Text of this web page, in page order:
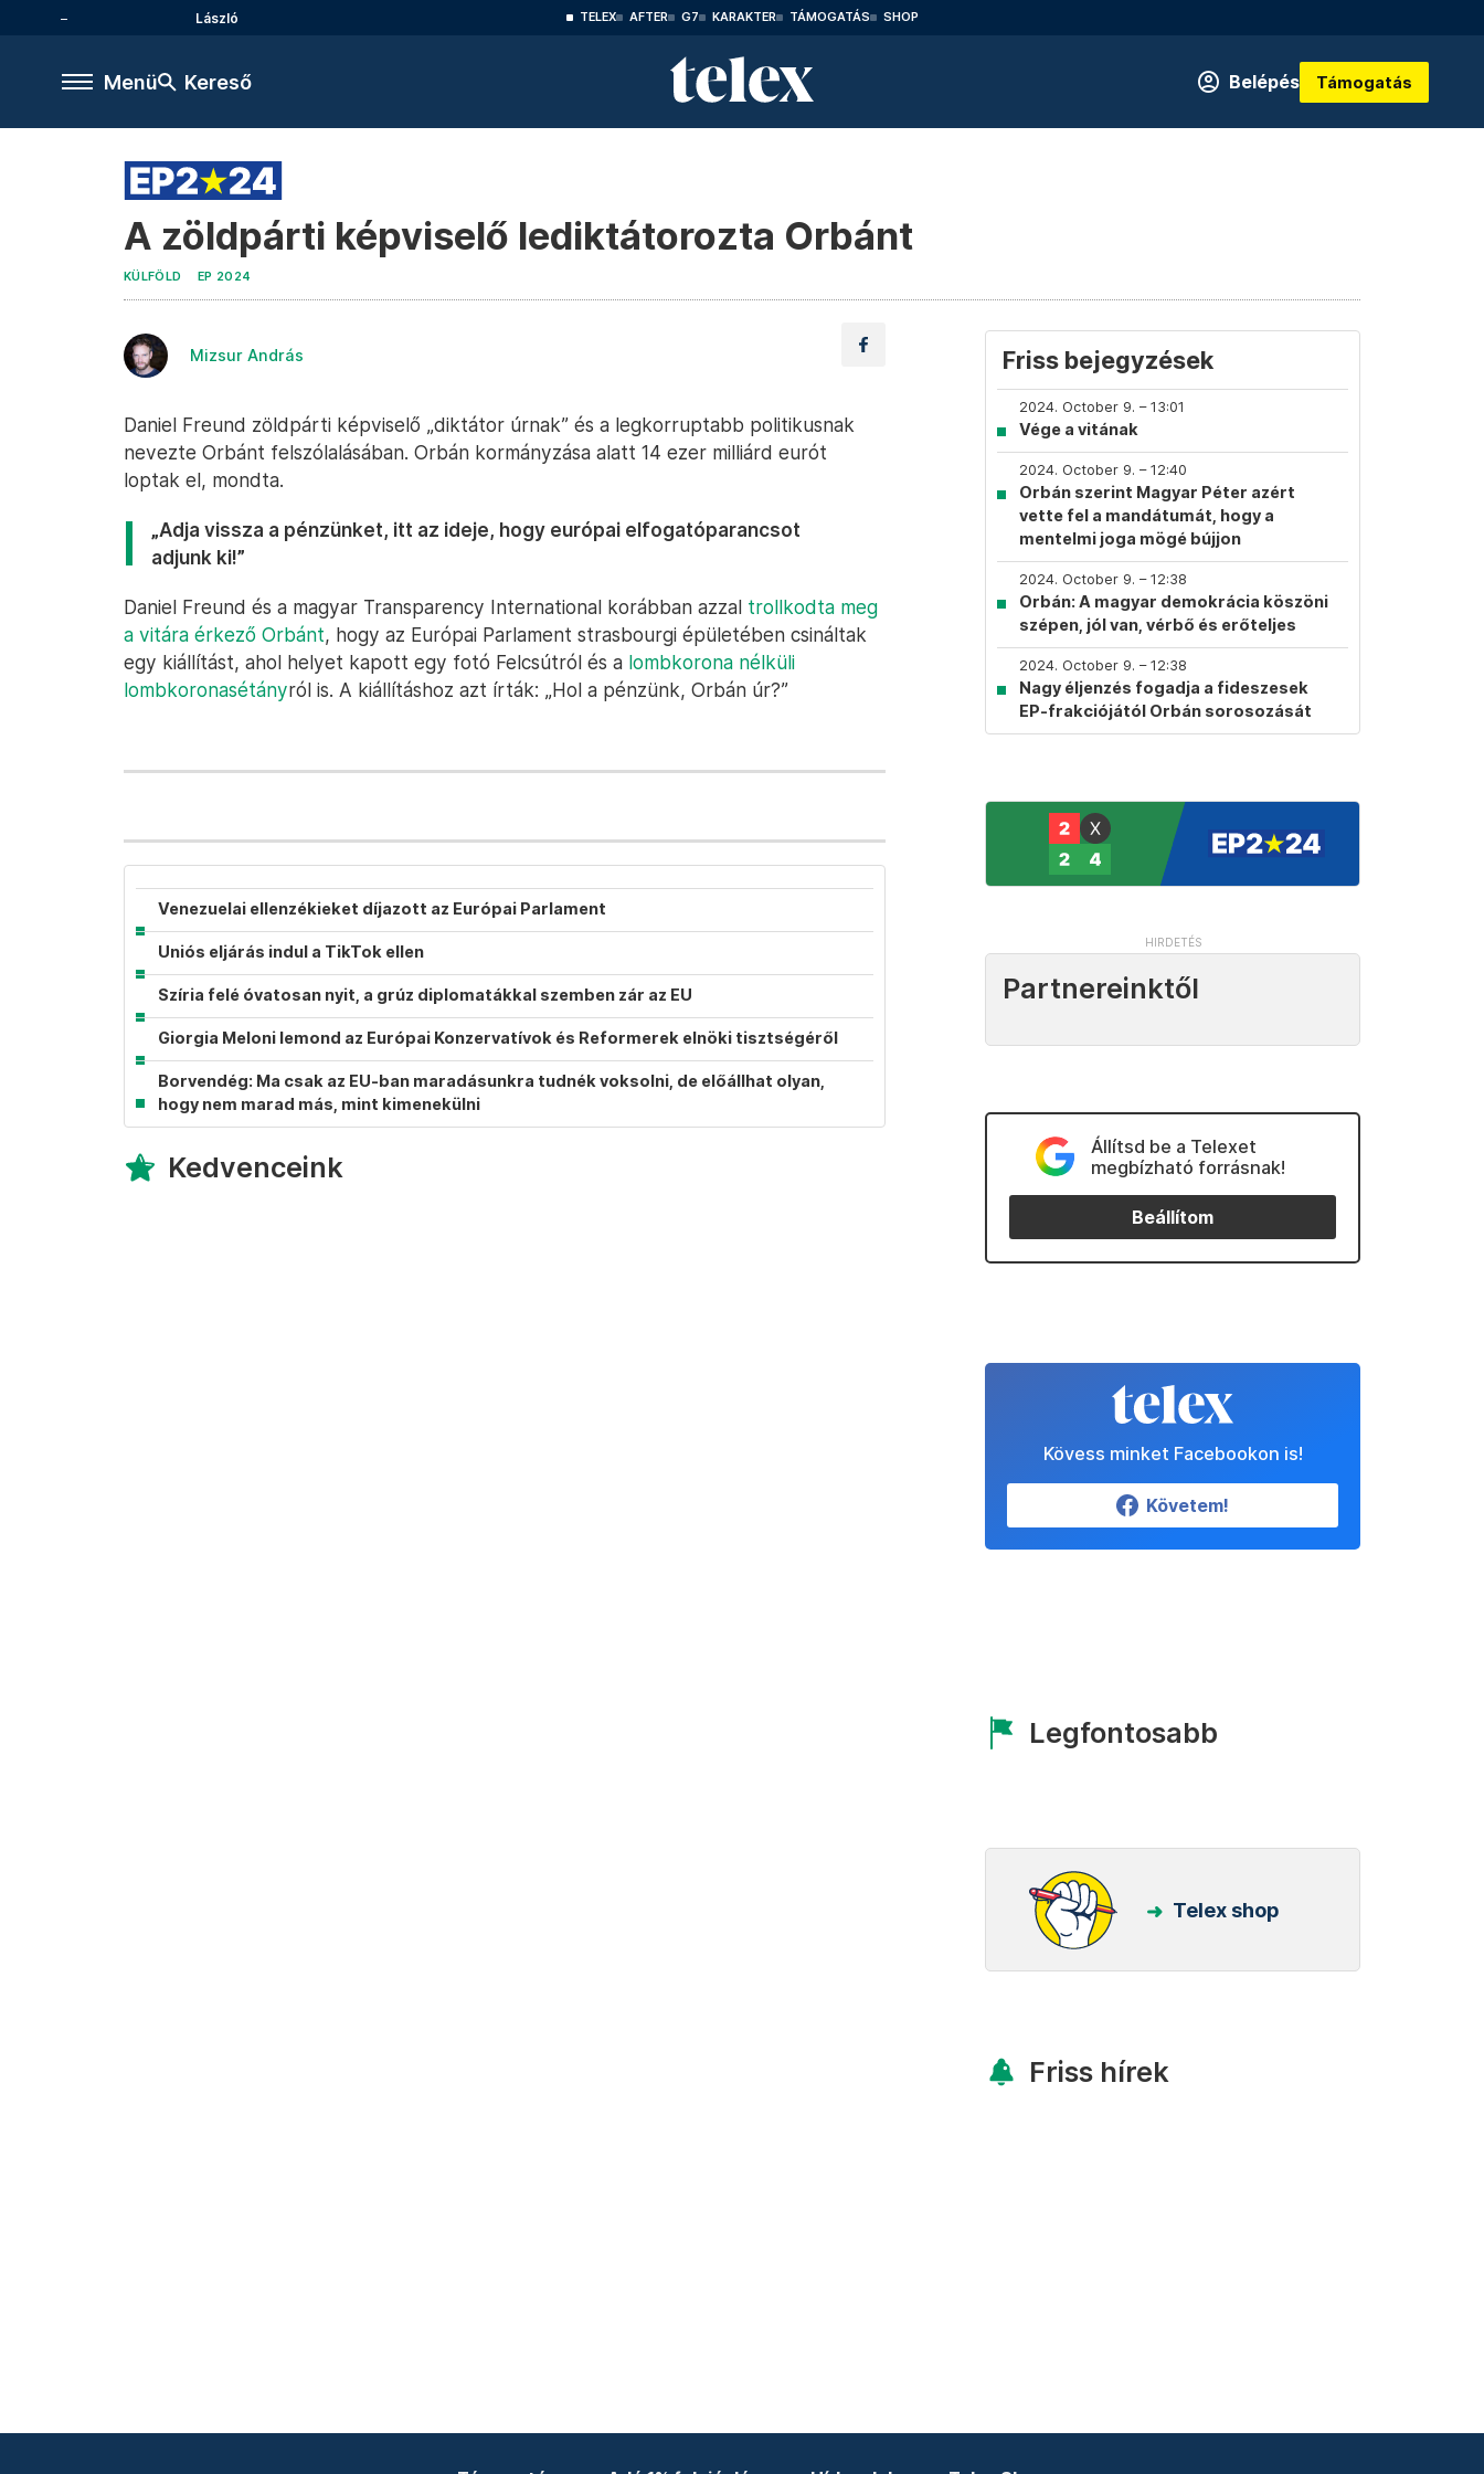
László TELEX AFTER G7 KARAKTER TÁMOGATÁS SHOP
Menü Kereső Belépés Támogatás
A zöldpárti képviselő lediktátorozta Orbánt
KÜLFÖLD EP 2024
Mizsur András
Daniel Freund zöldpárti képviselő „diktátor úrnak” és a legkorruptabb politikusnak
nevezte Orbánt felszólalásában. Orbán kormányzása alatt 14 ezer milliárd eurót
loptak el, mondta.
„Adja vissza a pénzünket, itt az ideje, hogy európai elfogatóparancsot
adjunk ki!”
Daniel Freund és a magyar Transparency International korábban azzal trollkodta meg
a vitára érkező Orbánt, hogy az Európai Parlament strasbourgi épületében csináltak
egy kiállítást, ahol helyet kapott egy fotó Felcsútról és a lombkorona nélküli
lombkoronasétányról is. A kiállításhoz azt írták: „Hol a pénzünk, Orbán úr?”
Venezuelai ellenzékieket díjazott az Európai Parlament
Uniós eljárás indul a TikTok ellen
Szíria felé óvatosan nyit, a grúz diplomatákkal szemben zár az EU
Giorgia Meloni lemond az Európai Konzervatívok és Reformerek elnöki tisztségéről
Borvendég: Ma csak az EU-ban maradásunkra tudnék voksolni, de előállhat olyan,
hogy nem marad más, mint kimenekülni
Kedvenceink
Friss bejegyzések
2024. October 9. – 13:01
Vége a vitának
2024. October 9. – 12:40
Orbán szerint Magyar Péter azért
vette fel a mandátumát, hogy a
mentelmi joga mögé bújjon
2024. October 9. – 12:38
Orbán: A magyar demokrácia köszöni
szépen, jól van, vérbő és erőteljes
2024. October 9. – 12:38
Nagy éljenzés fogadja a fideszesek
EP-frakciójától Orbán sorosozását
Partnereinktől
Állítsd be a Telexet
megbízható forrásnak!
Beállítom
Kövess minket Facebookon is!
Követem!
Legfontosabb
Telex shop
Friss hírek